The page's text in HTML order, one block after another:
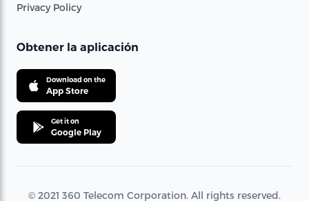
Privacy Policy
Obtener la aplicación
Download on the
App Store
Get it on
Google Play
© 2021 360 Telecom Corporation. All rights reserved.